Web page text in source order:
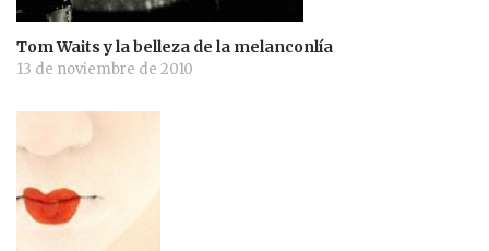
Tom Waits y la belleza de la melanconlía
13 de noviembre de 2010